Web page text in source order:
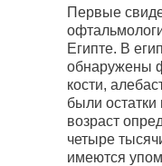
Первые
Египте. В
обнаружены
кости,
были остатки
возраст
четыре
имеются